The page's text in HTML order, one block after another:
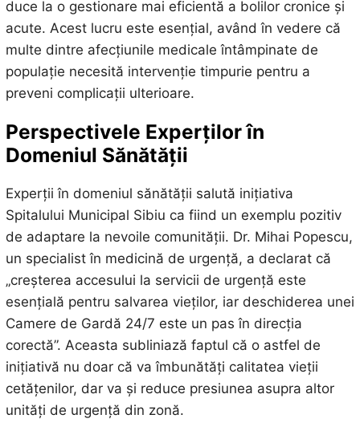
duce la o gestionare mai eficientă a bolilor cronice și
acute. Acest lucru este esențial, având în vedere că
multe dintre afecțiunile medicale întâmpinate de
populație necesită intervenție timpurie pentru a
preveni complicații ulterioare.
Perspectivele Experților în
Domeniul Sănătății
Experții în domeniul sănătății salută inițiativa
Spitalului Municipal Sibiu ca fiind un exemplu pozitiv
de adaptare la nevoile comunității. Dr. Mihai Popescu,
un specialist în medicină de urgență, a declarat că
„creșterea accesului la servicii de urgență este
esențială pentru salvarea vieților, iar deschiderea unei
Camere de Gardă 24/7 este un pas în direcția
corectă”. Aceasta subliniază faptul că o astfel de
inițiativă nu doar că va îmbunătăți calitatea vieții
cetățenilor, dar va și reduce presiunea asupra altor
unități de urgență din zonă.